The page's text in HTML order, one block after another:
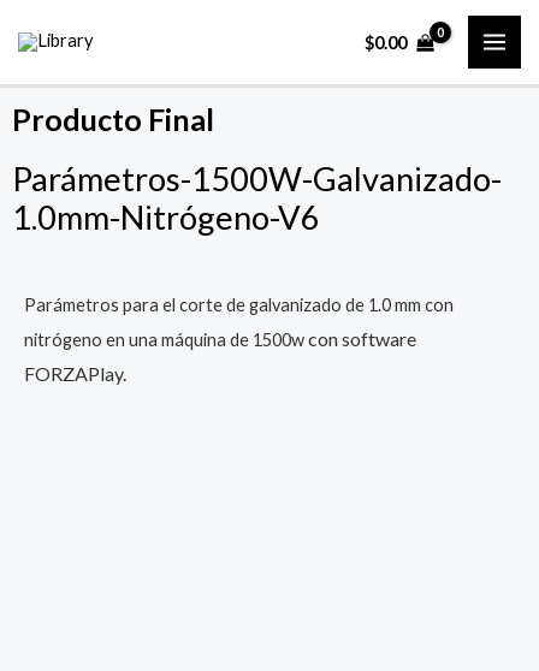
contenido
$0.00
Producto Final
Parámetros-1500W-Galvanizado-
1.0mm-Nitrógeno-V6
Parámetros para el corte de galvanizado de 1.0 mm con
nitrógeno en una máquina de 1500wcon software
FORZAPlay.